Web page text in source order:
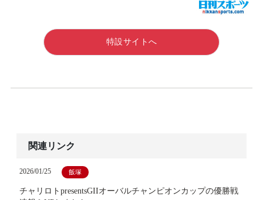
特設サイトへ
関連リンク
2026/01/25 飯塚
チャリロトpresentsGIIオーバルチャンピオンカップの優勝戦